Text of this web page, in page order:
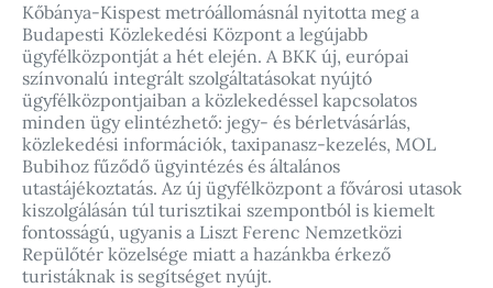
Kőbánya-Kispest metróállomásnál nyitotta meg a
Budapesti Közlekedési Központ a legújabb
ügyfélközpontját a hét elején. A BKK új, európai
színvonalú integrált szolgáltatásokat nyújtó
ügyfélközpontjaiban a közlekedéssel kapcsolatos
minden ügy elintézhető: jegy- és bérletvásárlás,
közlekedési információk, taxipanasz-kezelés, MOL
Bubihoz fűződő ügyintézés és általános
utastájékoztatás. Az új ügyfélközpont a fővárosi utasok
kiszolgálásán túl turisztikai szempontból is kiemelt
fontosságú, ugyanis a Liszt Ferenc Nemzetközi
Repülőtér közelsége miatt a hazánkba érkező
turistáknak is segítséget nyújt.